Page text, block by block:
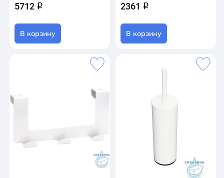
5712 q
В корзину
2361 q
В корзину